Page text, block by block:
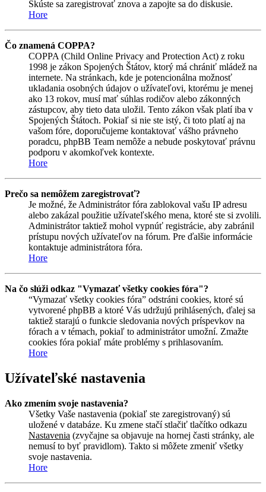
Skúste sa zaregistrovať znova a zapojte sa do diskusie.
Hore
Čo znamená COPPA?
COPPA (Child Online Privacy and Protection Act) z roku
1998 je zákon Spojených Štátov, ktorý má chrániť mládež na
internete. Na stránkach, kde je potencionálna možnosť
ukladania osobných údajov o užívateľovi, ktorému je menej
ako 13 rokov, musí mať súhlas rodičov alebo zákonných
zástupcov, aby tieto data uložil. Tento zákon však platí iba v
Spojených Štátoch. Pokiaľ si nie ste istý, či toto platí aj na
vašom fóre, doporučujeme kontaktovať vášho právneho
poradcu, phpBB Team nemôže a nebude poskytovať právnu
podporu v akomkoľvek kontexte.
Hore
Prečo sa nemôžem zaregistrovať?
Je možné, že Administrátor fóra zablokoval vašu IP adresu
alebo zakázal použitie užívateľského mena, ktoré ste si zvolili.
Administrátor taktiež mohol vypnúť registrácie, aby zabránil
prístupu nových užívateľov na fórum. Pre ďalšie informácie
kontaktuje administrátora fóra.
Hore
Na čo slúži odkaz "Vymazať všetky cookies fóra"?
“Vymazať všetky cookies fóra” odstráni cookies, ktoré sú
vytvorené phpBB a ktoré Vás udržujú prihlásených, ďalej sa
taktiež starajú o funkcie sledovania nových príspevkov na
fórach a v témach, pokiaľ to administrátor umožní. Zmažte
cookies fóra pokiaľ máte problémy s prihlasovaním.
Hore
Užívateľské nastavenia
Ako zmením svoje nastavenia?
Všetky Vaše nastavenia (pokiaľ ste zaregistrovaný) sú
uložené v databáze. Ku zmene stačí stlačiť tlačítko odkazu
Nastavenia (zvyčajne sa objavuje na hornej časti stránky, ale
nemusí to byť pravidlom). Takto si môžete zmeniť všetky
svoje nastavenia.
Hore